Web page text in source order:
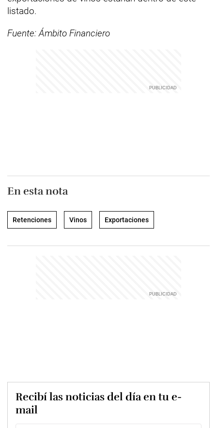
listado.
Fuente: Ámbito Financiero
En esta nota
Retenciones Vinos Exportaciones
Recibí las noticias del día en tu e-
mail